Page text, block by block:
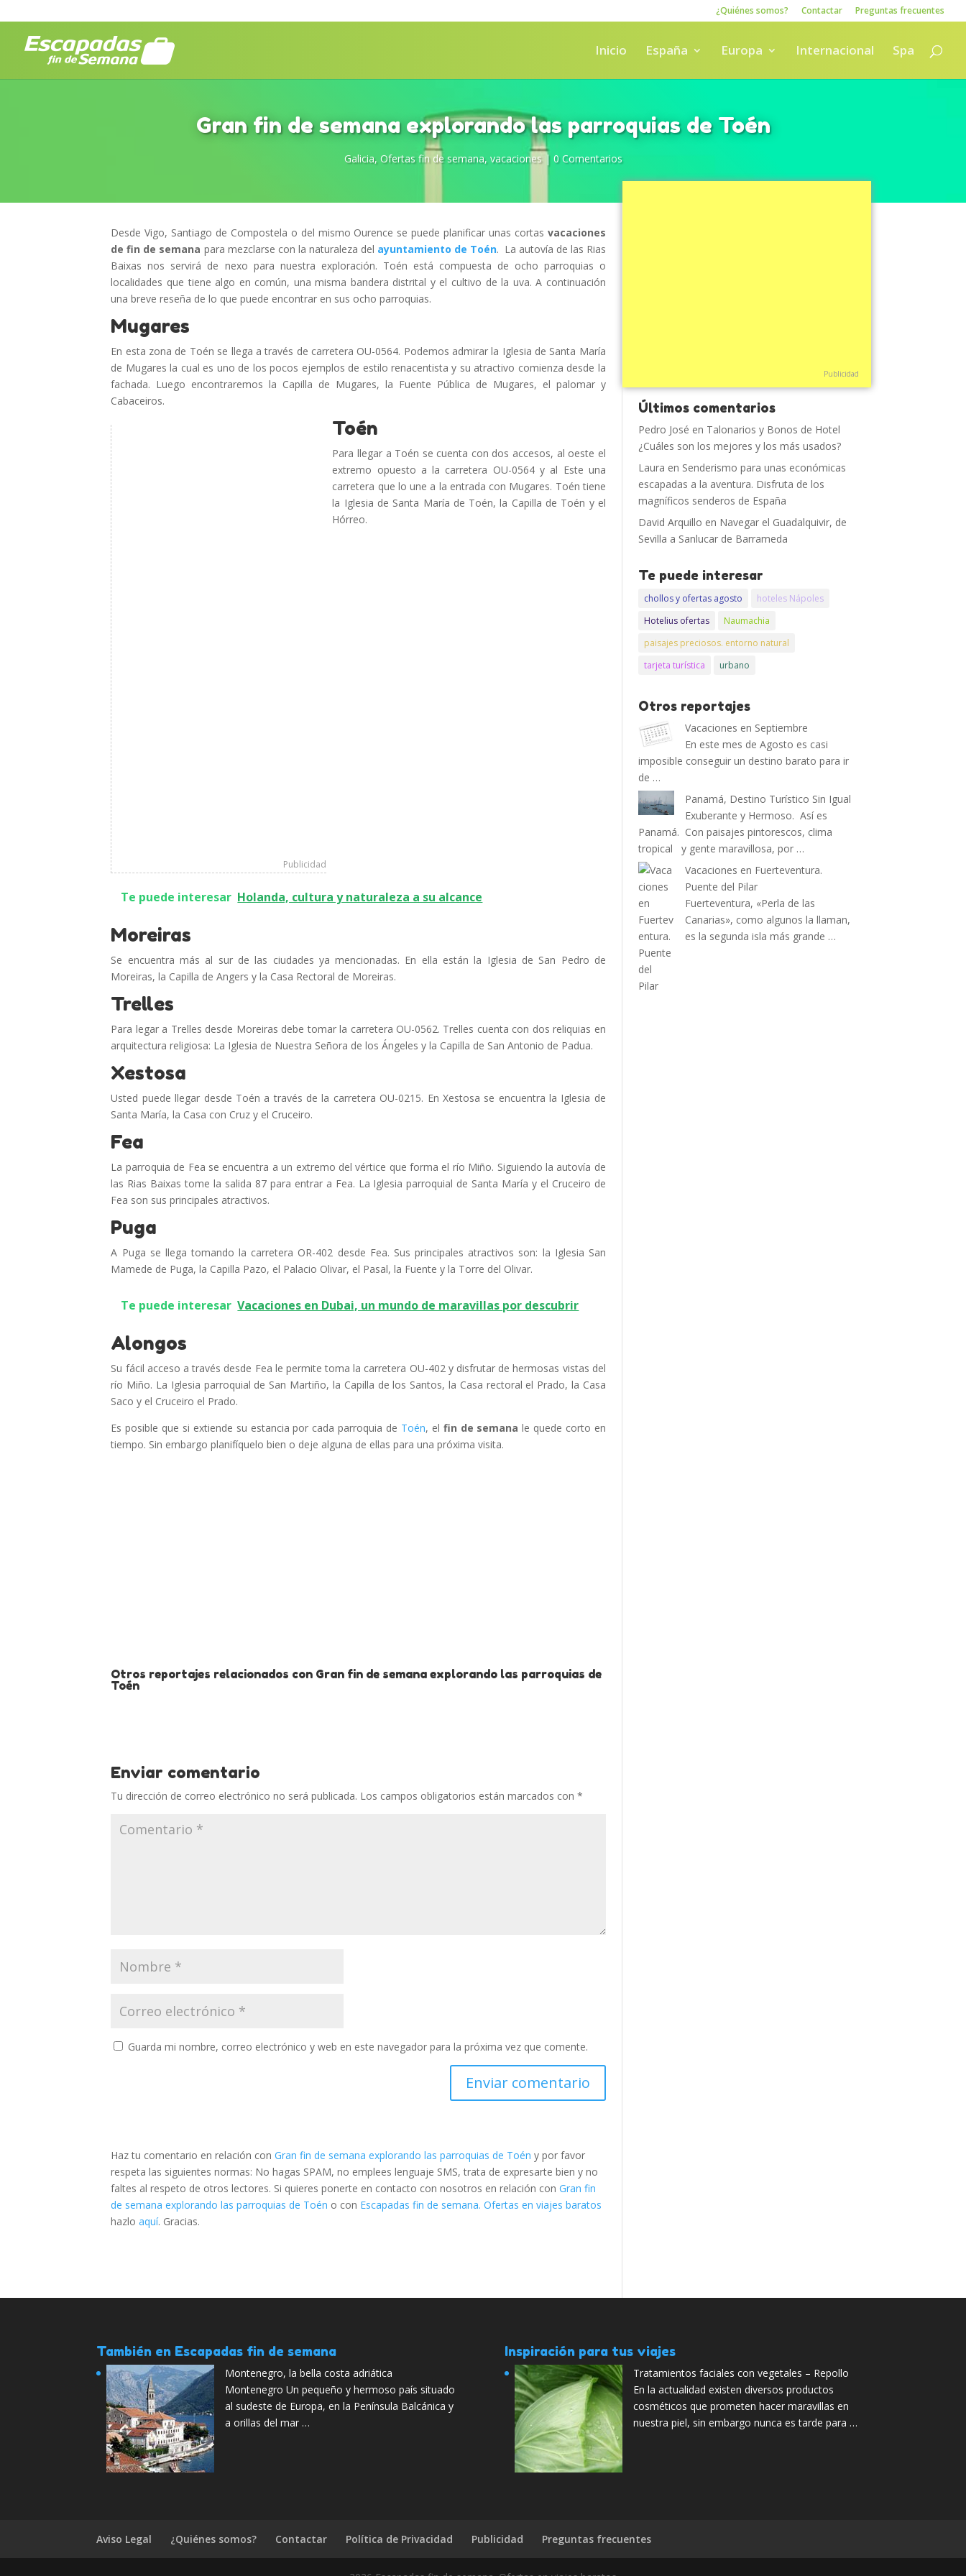
¿Quiénes somos? Contactar Preguntas frecuentes
Inicio España Europa Internacional Spa
Gran fin de semana explorando las parroquias de Toén
Galicia, Ofertas fin de semana, vacaciones| 0 Comentarios
Desde Vigo, Santiago de Compostela o del mismo Ourence se puede planificar unas cortas vacaciones
de fin de semana para mezclarse con la naturaleza del ayuntamiento de Toén. La autovía de las Rias
Baixas nos servirá de nexo para nuestra exploración. Toén está compuesta de ocho parroquias o
localidades que tiene algo en común, una misma bandera distrital y el cultivo de la uva. A continuación
una breve reseña de lo que puede encontrar en sus ocho parroquias.
Mugares
En esta zona de Toén se llega a través de carretera OU-0564. Podemos admirar la Iglesia de Santa María
de Mugares la cual es uno de los pocos ejemplos de estilo renacentista y su atractivo comienza desde la
fachada. Luego encontraremos la Capilla de Mugares, la Fuente Pública de Mugares, el palomar y
Cabaceiros.
Publicidad
Toén
Para llegar a Toén se cuenta con dos accesos, al oeste el
extremo opuesto a la carretera OU-0564 y al Este una
carretera que lo une a la entrada con Mugares. Toén tiene
la Iglesia de Santa María de Toén, la Capilla de Toén y el
Hórreo.
Te puede interesar Holanda, cultura y naturaleza a su alcance
Moreiras
Se encuentra más al sur de las ciudades ya mencionadas. En ella están la Iglesia de San Pedro de
Moreiras, la Capilla de Angers y la Casa Rectoral de Moreiras.
Trelles
Para legar a Trelles desde Moreiras debe tomar la carretera OU-0562. Trelles cuenta con dos reliquias en
arquitectura religiosa: La Iglesia de Nuestra Señora de los Ángeles y la Capilla de San Antonio de Padua.
Xestosa
Usted puede llegar desde Toén a través de la carretera OU-0215. En Xestosa se encuentra la Iglesia de
Santa María, la Casa con Cruz y el Cruceiro.
Fea
La parroquia de Fea se encuentra a un extremo del vértice que forma el río Miño. Siguiendo la autovía de
las Rias Baixas tome la salida 87 para entrar a Fea. La Iglesia parroquial de Santa María y el Cruceiro de
Fea son sus principales atractivos.
Puga
A Puga se llega tomando la carretera OR-402 desde Fea. Sus principales atractivos son: la Iglesia San
Mamede de Puga, la Capilla Pazo, el Palacio Olivar, el Pasal, la Fuente y la Torre del Olivar.
Te puede interesar Vacaciones en Dubai, un mundo de maravillas por descubrir
Alongos
Su fácil acceso a través desde Fea le permite toma la carretera OU-402 y disfrutar de hermosas vistas del
río Miño. La Iglesia parroquial de San Martiño, la Capilla de los Santos, la Casa rectoral el Prado, la Casa
Saco y el Cruceiro el Prado.
Es posible que si extiende su estancia por cada parroquia de Toén, el fin de semana le quede corto en
tiempo. Sin embargo planifíquelo bien o deje alguna de ellas para una próxima visita.
Otros reportajes relacionados con Gran fin de semana explorando las parroquias de
Toén
Enviar comentario
Tu dirección de correo electrónico no será publicada. Los campos obligatorios están marcados con*
Guarda mi nombre, correo electrónico y web en este navegador para la próxima vez que comente.
Haz tu comentario en relación conGran fin de semana explorando las parroquias de Toén y por favor
respeta las siguientes normas: No hagas SPAM, no emplees lenguaje SMS, trata de expresarte bien y no
faltes al respeto de otros lectores. Si quieres ponerte en contacto con nosotros en relación conGran fin
de semana explorando las parroquias de Toén o con Escapadas fin de semana. Ofertas en viajes baratos
hazloaquí. Gracias.
Publicidad
Últimos comentarios
Pedro José en Talonarios y Bonos de Hotel
¿Cuáles son los mejores y los más usados?
Laura en Senderismo para unas económicas
escapadas a la aventura. Disfruta de los
magníficos senderos de España
David Arquillo en Navegar el Guadalquivir, de
Sevilla a Sanlucar de Barrameda
Te puede interesar
chollos y ofertas agosto
hoteles Nápoles
Hotelius ofertas
Naumachia
paisajes preciosos. entorno natural
tarjeta turística
urbano
Otros reportajes
Vacaciones en Septiembre
En este mes de Agosto es casi
imposible conseguir un destino barato para ir
de …
Panamá, Destino Turístico Sin Igual
Exuberante y Hermoso. Así es
Panamá. Con paisajes pintorescos, clima
tropical y gente maravillosa, por …
Vacaciones en Fuerteventura.
Puente del Pilar
Fuerteventura, «Perla de las
Canarias», como algunos la llaman,
es la segunda isla más grande …
También en Escapadas fin de semana
Montenegro, la bella costa adriática
Montenegro Un pequeño y hermoso país situado
al sudeste de Europa, en la Península Balcánica y
a orillas del mar …
Inspiración para tus viajes
Tratamientos faciales con vegetales – Repollo
En la actualidad existen diversos productos
cosméticos que prometen hacer maravillas en
nuestra piel, sin embargo nunca es tarde para …
Aviso Legal ¿Quiénes somos? Contactar Política de Privacidad Publicidad Preguntas frecuentes